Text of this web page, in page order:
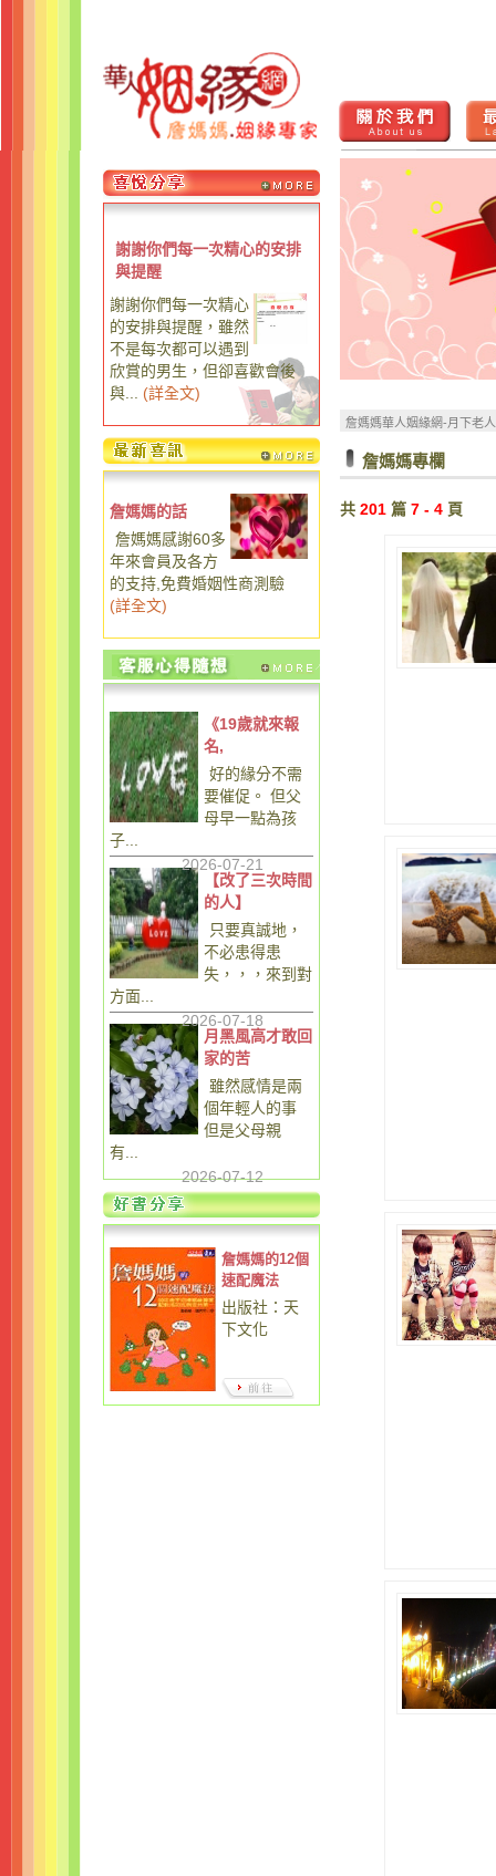
謝謝你們每一次精心的安排
與提醒
謝謝你們每一次精心
的安排與提醒，雖然
不是每次都可以遇到
欣賞的男生，但卻喜歡會後
與...
(詳全文)
詹媽媽的話
詹媽媽感謝60多
年來會員及各方
的支持,免費婚姻性商測驗
(詳全文)
《19歲就來報
名,
好的緣分不需
要催促。 但父
母早一點為孩
子...
2026-07-21
【改了三次時間
的人】
只要真誠地，
不必患得患
失，，，來到對
方面...
2026-07-18
月黑風高才敢回
家的苦
雖然感情是兩
個年輕人的事
但是父母親
有...
2026-07-12
詹媽媽的12個
速配魔法
出版社：天
下文化
詹媽媽華人姻緣網-月下老
詹媽媽專欄
共 201 篇 7 - 4 頁